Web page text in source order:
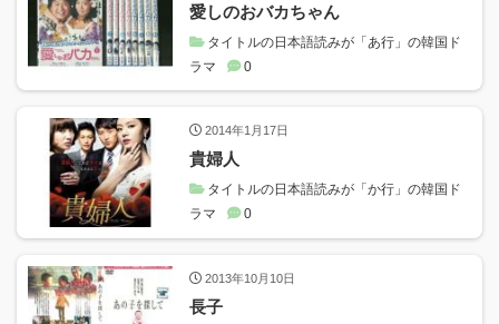
愛しのおバカちゃん
タイトルの日本語読みが「あ行」の韓国ド
ラマ
0
2014年1月17日
貴婦人
タイトルの日本語読みが「か行」の韓国ド
ラマ
0
2013年10月10日
長子